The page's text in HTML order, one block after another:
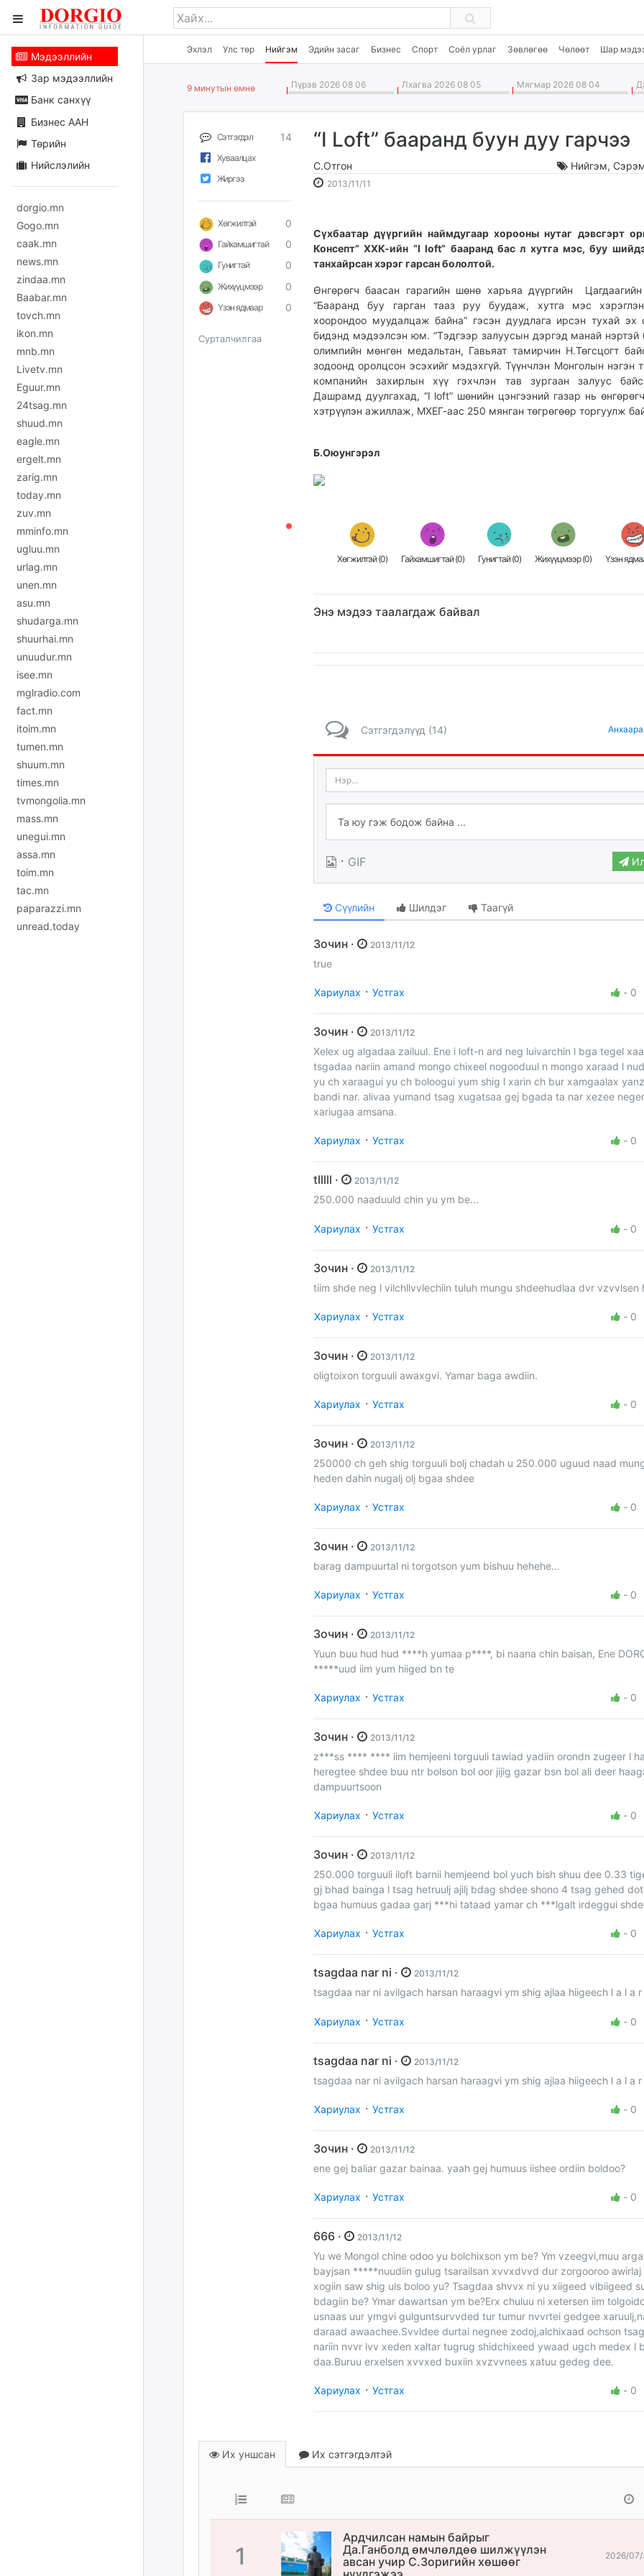
Эхлэл Улс төр Нийгэм Эдийн засаг Бизнес Спорт Соёл урлаг Зөвлөгөө Чөлөөт Шар
Мэдээллийн
Зар мэдээллийн
Банк санхүү
Бизнес ААН
Төрийн
Нийслэлийн
dorgio.mn
Gogo.mn
caak.mn
news.mn
zindaa.mn
Baabar.mn
tovch.mn
ikon.mn
mnb.mn
Livetv.mn
Eguur.mn
24tsag.mn
shuud.mn
eagle.mn
ergelt.mn
zarig.mn
today.mn
zuv.mn
mminfo.mn
ugluu.mn
urlag.mn
unen.mn
asu.mn
shudarga.mn
shuurhai.mn
unuudur.mn
isee.mn
mglradio.com
fact.mn
itoim.mn
tumen.mn
shuum.mn
times.mn
tvmongolia.mn
mass.mn
unegui.mn
assa.mn
toim.mn
tac.mn
paparazzi.mn
unread.today
9 минутын өмнө Пүрэв 2026 08 06 Лхагва 2026 08 05 Мягмар 2026 08 04
Сэтгэгдэл 14
Хуваалцах
Жиргээ
Хөгжилтэй 0
Гайхамшигтай 0
Гунигтай 0
Жихүүцмээр 0
Үзэн ядмаар 0
Сурталчилгаа
“I Loft” бааранд буун дуу гарчээ
С.Отгон Нийгэм,
2013/11/11
15:34:12
13:35:08
​Сүхбаатар дүүргийн наймдугаар хорооны нутаг дэвсгэрт
Консепт” ХХК-ийн “I loft” бааранд бас л хутга мэс, буу
танхайрсан хэрэг гар­сан бололтой.
Өнгөрөгч баа­сан гарагийн шөнө харьяа дүүр­гийн Цагдаагийн
“Бааранд буу гарган тааз руу буудаж, хутга мэс
хоорондоо муудалцаж байна” гэсэн дуудлага ирсэн тухай эх
бидэнд мэдээлсэн юм. “Тэдгээр залуусын дэргэд манай нэр­тэй
олимпийн мөнгөн медальтан, Гавьяат тамирчин Н.Төгсцогт
зодоонд оролцсон эсэхийг мэдэхгүй. Түүнчлэн Монголын нэгэн
компанийн захирлын хүү гэхчлэн тав зургаан залуус
Дашрамд дуулгахад, “I loft” шөнийн цэн­гээний газар нь
хэтрүүлэн ажиллаж, МХЕГ-аас 250 мянган төгрөгөөр торгуулж
Б.Оюунгэрэл
Хөгжилтэй (0) Гайхамшигтай (0) Гунигтай (0) Жихүүцмээр (0) Үзэн
Энэ мэдээ таалагдаж байвал
Сэтгэгдэлүүд (14)
· GIF
Сүүлийн Шилдэг Таагүй
Зочин · 2013/11/12
true
Хариулах · Устгах - 0
Зочин · 2013/11/12
Xelex ug algadaa zailuul. Ene i loft-n ard neg luivarchin l bga tegel
tsgadaa nariin amand mongo chixeel nogooduul n mongo xaraad l
yu ch xaraagui yu ch boloogui yum shig l xarin ch bur xamgaalax
bandi nar. alivaa yumand tsag xugatsaa gej bgada ta nar xezee
xariugaa amsana.
Хариулах · Устгах - 0
tlllll · 2013/11/12
250.000 naaduuld chin yu ym be...
Хариулах · Устгах - 0
Зочин · 2013/11/12
tiim shde neg l vilchllvvlechiin tuluh mungu shdeehudlaa dvr vzvvlsen
Хариулах · Устгах - 0
Зочин · 2013/11/12
oligtoixon torguuli awaxgvi. Yamar baga awdiin.
Хариулах · Устгах - 0
Зочин · 2013/11/12
250000 ch geh shig torguuli bolj chadah u 250.000 uguud naad
heden dahin nugalj olj bgaa shdee
Хариулах · Устгах - 0
Зочин · 2013/11/12
barag dampuurtal ni torgotson yum bishuu hehehe...
Хариулах · Устгах - 0
Зочин · 2013/11/12
Yuun buu hud hud ****h yumaa p****, bi naana chin baisan, Ene
*****uud iim yum hiiged bn te
Хариулах · Устгах - 0
Зочин · 2013/11/12
z***ss **** **** iim hemjeeni torguuli tawiad yadiin orondn zugeer l
heregtee shdee buu ntr bolson bol oor jijig gazar bsn bol ali deer
dampuurtsoon
Хариулах · Устгах - 0
Зочин · 2013/11/12
250.000 torguuli iloft barnii hemjeend bol yuch bish shuu dee 0.33
gj bhad bainga l tsag hetruulj ajilj bdag shdee shono 4 tsag gehed
bgaa humuus gadaa garj ***hi tataad yamar ch ***lgalt irdeggui
Хариулах · Устгах - 0
tsagdaa nar ni · 2013/11/12
tsagdaa nar ni avilgach harsan haraagvi ym shig ajlaa hiigeech l a l a r
Хариулах · Устгах - 0
tsagdaa nar ni · 2013/11/12
tsagdaa nar ni avilgach harsan haraagvi ym shig ajlaa hiigeech l a l a r
Хариулах · Устгах - 0
Зочин · 2013/11/12
ene gej baliar gazar bainaa. yaah gej humuus iishee ordiin boldoo?
Хариулах · Устгах - 0
666 · 2013/11/12
Yu we Mongol chine odoo yu bolchixson ym be? Ym vzeegvi,muu
bayjsan *****nuudiin gulug tsarailsan xvvxdvvd dur zorgooroo awirlaj
xogiin saw shig uls boloo yu? Tsagdaa shvvx ni yu xiigeed vlbiigeed
bdagiin be? Ymar dawartsan ym be?Erx chuluu ni xetersen iim
usnaas uur ymgvi gulguntsurvvded tur tumur nvvrtei gedgee
daraad awaachee.Svvldee durtai negnee zodoj,alchixaad ochson
nariin nvvr lvv xeden xaltar tugrug shidchixeed ywaad ugch medex l
daa.Buruu erxelsen xvvxed buxiin xvzvvnees xatuu gedeg dee.
Хариулах · Устгах - 0
Их уншсан Их сэтгэгдэлтэй
1
Ардчилсан намын байрыг
Да.Ганболд өмчлөлдөө шилжүүлэн
авсан учир С.Зоригийн хөшөөг
2026/07/